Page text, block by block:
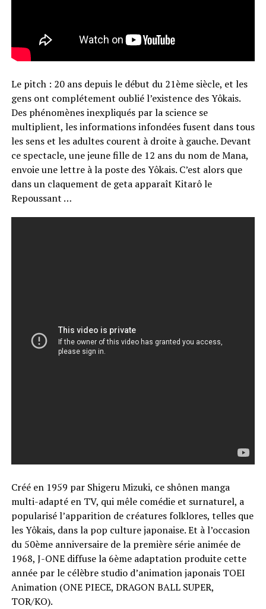
Le pitch : 20 ans depuis le début du 21ème siècle, et les
gens ont complétement oublié l’existence des Yôkais.
Des phénomènes inexpliqués par la science se
multiplient, les informations infondées fusent dans tous
les sens et les adultes courent à droite à gauche. Devant
ce spectacle, une jeune fille de 12 ans du nom de Mana,
envoie une lettre à la poste des Yôkais. C’est alors que
dans un claquement de geta apparaît Kitarô le
Repoussant …
Créé en 1959 par Shigeru Mizuki, ce shônen manga
multi-adapté en TV, qui mêle comédie et surnaturel, a
popularisé l’apparition de créatures folklores, telles que
les Yôkais, dans la pop culture japonaise. Et à l’occasion
du 50ème anniversaire de la première série animée de
1968, J-ONE diffuse la 6ème adaptation produite cette
année par le célèbre studio d’animation japonais TOEI
Animation (ONE PIECE, DRAGON BALL SUPER,
TOR/KO).